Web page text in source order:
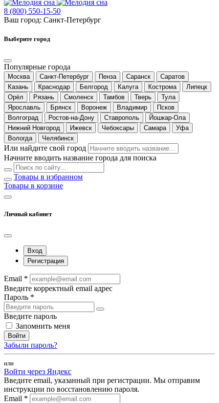
8 (800) 550-15-50
Ваш город: Санкт-Петербург
Выберите город
Популярные города
Москва Санкт-Петербург Пенза Саранск
Саратов
Казань
Краснодар Белгород Калуга Кострома
Липецк
Орёл
Рязань Смоленск Тамбов Тверь
Тула
Ярославль
Брянск Воронеж Владимир
Псков
Волгоград
Ростов-на-Дону Ставрополь
Йошкар-Ола
Нижний Новгород
Ижевск Чебоксары Самара
Уфа
Вологда
Челябинск
Или найдите свой город
Начните вводить название города для поиска
Товары в избранном
Товары в корзине
Личный кабинет
Вход
Регистрация
Email *
Введите корректный email адрес
Пароль *
Введите пароль
Запомнить меня
Войти
Забыли пароль?
или
Войти через Яндекс
Введите email, указанный при регистрации. Мы отправим
инструкции по восстановлению пароля.
Email *